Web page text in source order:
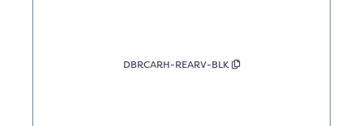
DBRCARH-REARV-BLK